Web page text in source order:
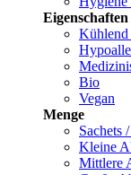
Eigenschaften
Kühlend
Bio
Vegan
Menge
Sachets
Kleine
Mittlere